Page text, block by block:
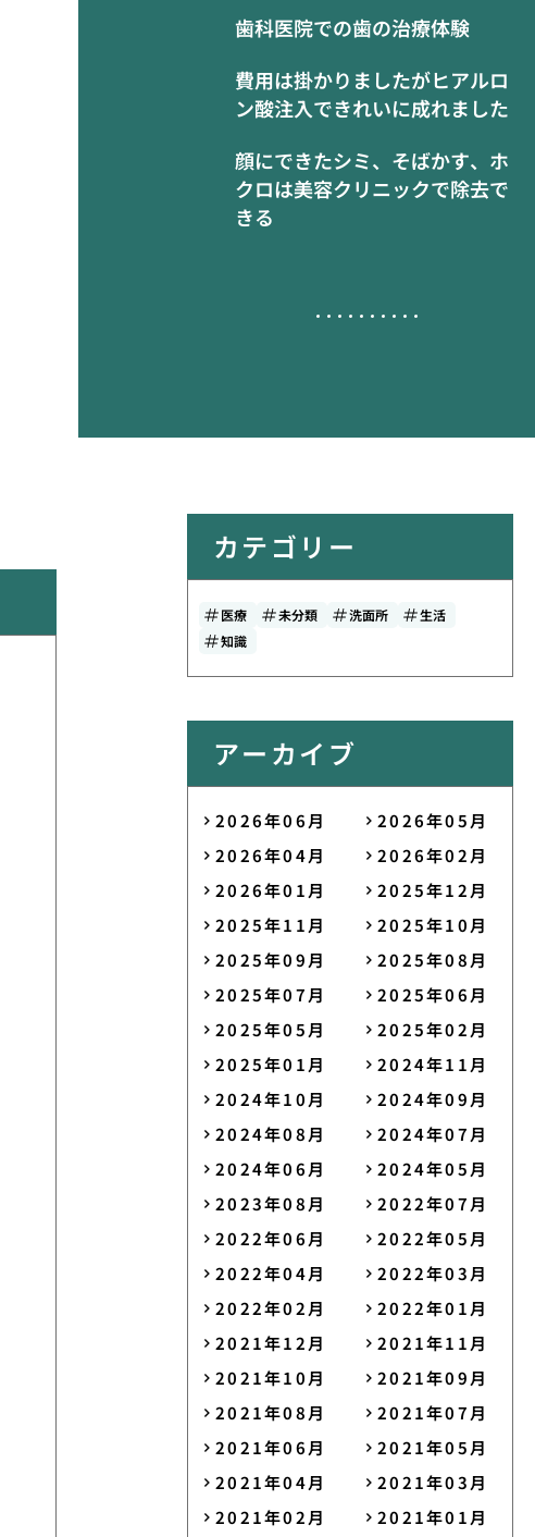
歯科医院での歯の治療体験
費用は掛かりましたがヒアルロ
ン酸注入できれいに成れました
顔にできたシミ、そばかす、ホ
クロは美容クリニックで除去で
きる
カテゴリー
医療 未分類 洗面所
生活
知識
アーカイブ
2026年06月
2026年05月
2026年04月
2026年02月
2026年01月
2025年12月
2025年11月
2025年10月
2025年09月
2025年08月
2025年07月
2025年06月
2025年05月
2025年02月
2025年01月
2024年11月
2024年10月
2024年09月
2024年08月
2024年07月
2024年06月
2024年05月
2023年08月
2022年07月
2022年06月
2022年05月
2022年04月
2022年03月
2022年02月
2022年01月
2021年12月
2021年11月
2021年10月
2021年09月
2021年08月
2021年07月
2021年06月
2021年05月
2021年04月
2021年03月
2021年02月
2021年01月